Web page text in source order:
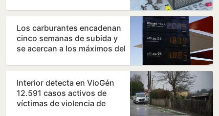
Los carburantes encadenan
cinco semanas de subida y
se acercan a los máximos del
Interior detecta en VioGén
12.591 casos activos de
víctimas de violencia de